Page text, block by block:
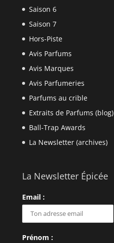
Saison 6
Saison 7
Hors-Piste
Avis Parfums
Avis Marques
Avis Parfumeries
Parfums au crible
Extraits de Parfums (blog)
Ball-Trap Awards
La Newsletter (archives)
La Newsletter Épicée
Email :
Prénom :